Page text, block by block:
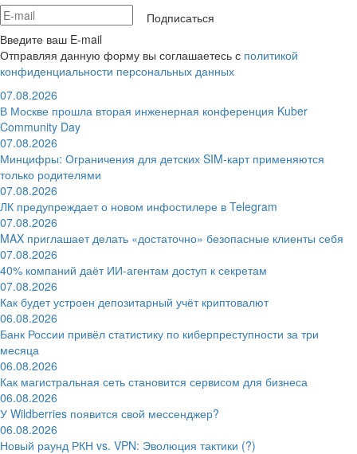
Подписаться
Введите ваш E-mail
Отправляя данную форму вы соглашаетесь с политикой
конфиденциальности персональных данных
07.08.2026
В Москве прошла вторая инженерная конференция Kuber
Community Day
07.08.2026
Минцифры: Ограничения для детских SIM-карт применяются
только родителями
07.08.2026
ЛК предупреждает о новом инфостилере в Telegram
07.08.2026
MAX приглашает делать «достаточно» безопасные клиенты себя
07.08.2026
40% компаний даёт ИИ‑агентам доступ к секретам
07.08.2026
Как будет устроен депозитарный учёт криптовалют
06.08.2026
Банк России привёл статистику по киберпреступности за три
месяца
06.08.2026
Как магистральная сеть становится сервисом для бизнеса
06.08.2026
У Wildberries появится свой мессенджер?
06.08.2026
Новый раунд РКН vs. VPN: Эволюция тактики (?)